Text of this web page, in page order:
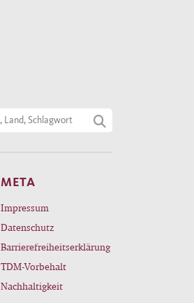
META
Impressum
Datenschutz
Barrierefreiheitserklärung
TDM-Vorbehalt
Nachhaltigkeit